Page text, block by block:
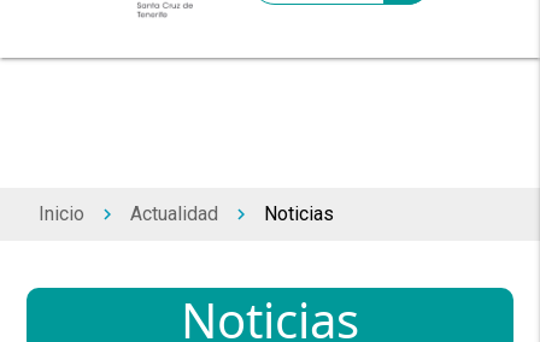
clear
search
Inicio keyboard_arrow_right Actualidad keyboard_arrow_right Noticias
Noticias